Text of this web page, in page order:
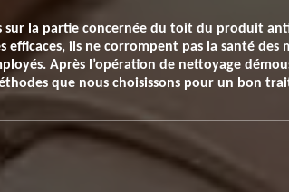
sur la partie concernée du toit du produit
ils ne corrompent pas la santé
Après l’opération de nettoyage
que nous choisissons pour un bon